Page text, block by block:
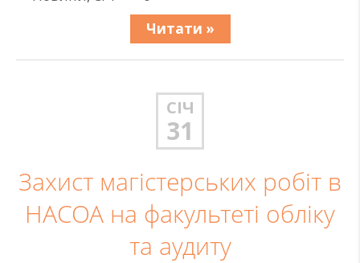
Читати »
СІЧ
31
Захист магістерських робіт в
НАСОА на факультеті обліку
та аудиту